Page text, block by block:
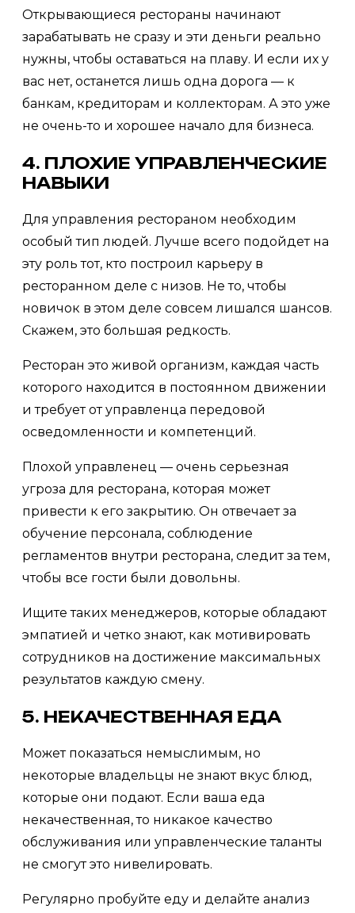
Открывающиеся рестораны начинают
зарабатывать не сразу и эти деньги реально
нужны, чтобы оставаться на плаву. И если их у
вас нет, останется лишь одна дорога — к
банкам, кредиторам и коллекторам. А это уже
не очень-то и хорошее начало для бизнеса.
4. ПЛОХИЕ УПРАВЛЕНЧЕСКИЕ
НАВЫКИ
Для управления рестораном необходим
особый тип людей. Лучше всего подойдет на
эту роль тот, кто построил карьеру в
ресторанном деле с низов. Не то, чтобы
новичок в этом деле совсем лишался шансов.
Скажем, это большая редкость.
Ресторан это живой организм, каждая часть
которого находится в постоянном движении
и требует от управленца передовой
осведомленности и компетенций.
Плохой управленец — очень серьезная
угроза для ресторана, которая может
привести к его закрытию. Он отвечает за
обучение персонала, соблюдение
регламентов внутри ресторана, следит за тем,
чтобы все гости были довольны.
Ищите таких менеджеров, которые обладают
эмпатией и четко знают, как мотивировать
сотрудников на достижение максимальных
результатов каждую смену.
5. НЕКАЧЕСТВЕННАЯ ЕДА
Может показаться немыслимым, но
некоторые владельцы не знают вкус блюд,
которые они подают. Если ваша еда
некачественная, то никакое качество
обслуживания или управленческие таланты
не смогут это нивелировать.
Регулярно пробуйте еду и делайте анализ